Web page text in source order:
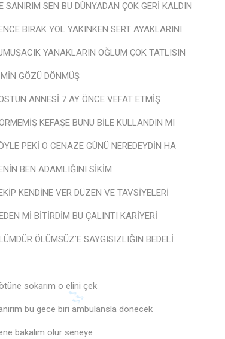
SANIRIM SEN BU DÜNYADAN ÇOK GERİ KALDIN
BIRAK YOL YAKINKEN SERT AYAKLARINI
YANAKLARIN OĞLUM ÇOK TATLISIN
GÖZÜ DÖNMÜŞ
ANNESİ 7 AY ÖNCE VEFAT ETMİŞ
KEFAŞE BUNU BİLE KULLANDIN MI
PEKİ O CENAZE GÜNÜ NEREDEYDİN HA
BEN ADAMLIĞINI SİKİM
KENDİNE VER DÜZEN VE TAVSİYELERİ
Mİ BİTİRDİM BU ÇALINTI KARİYERİ
ÖLÜMSÜZ’E SAYGISIZLIĞIN BEDELİ
sokarım o elini çek
bu gece biri ambulansla dönecek
bakalım olur seneye